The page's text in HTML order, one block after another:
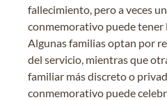
fallecimiento, pero a veces
conmemorativo puede tener
Algunas familias optan por
del servicio, mientras que
familiar más discreto o
conmemorativo puede